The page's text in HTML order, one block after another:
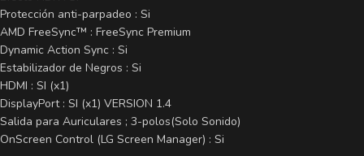
Protección anti-parpadeo : Si
AMD FreeSync™ : FreeSync Premium
Dynamic Action Sync : Si
Estabilizador de Negros : Si
HDMI : SI (x1)
DisplayPort : SI (x1) VERSION 1.4
Salida para Auriculares ; 3-polos(Solo Sonido)
OnScreen Control (LG Screen Manager) : Si